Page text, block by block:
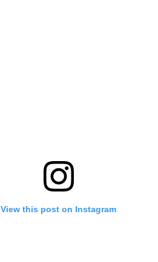
View this post on Instagram